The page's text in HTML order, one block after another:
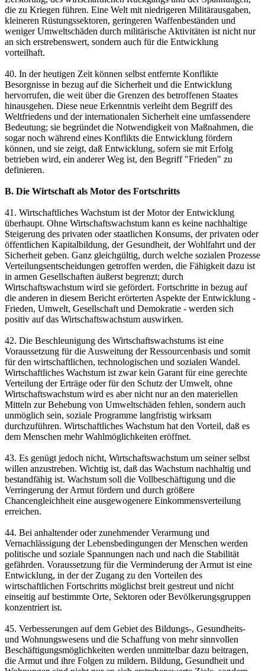
die zu Kriegen führen. Eine Welt mit niedrigeren Militärausgaben,
kleineren Rüstungssektoren, geringeren Waffenbeständen und
weniger Umweltschäden durch militärische Aktivitäten ist nicht nur
an sich erstrebenswert, sondern auch für die Entwicklung
vorteilhaft.
40. In der heutigen Zeit können selbst entfernte Konflikte
Besorgnisse in bezug auf die Sicherheit und die Entwicklung
hervorrufen, die weit über die Grenzen des betroffenen Staates
hinausgehen. Diese neue Erkenntnis verleiht dem Begriff des
Weltfriedens und der internationalen Sicherheit eine umfassendere
Bedeutung; sie begründet die Notwendigkeit von Maßnahmen, die
sogar noch während eines Konflikts die Entwicklung fördern
können, und sie zeigt, daß Entwicklung, sofern sie mit Erfolg
betrieben wird, ein anderer Weg ist, den Begriff "Frieden" zu
definieren.
B. Die Wirtschaft als Motor des Fortschritts
41. Wirtschaftliches Wachstum ist der Motor der Entwicklung
überhaupt. Ohne Wirtschaftswachstum kann es keine nachhaltige
Steigerung des privaten oder staatlichen Konsums, der privaten oder
öffentlichen Kapitalbildung, der Gesundheit, der Wohlfahrt und der
Sicherheit geben. Ganz gleichgültig, durch welche sozialen Prozesse
Verteilungsentscheidungen getroffen werden, die Fähigkeit dazu ist
in armen Gesellschaften äußerst begrenzt; durch
Wirtschaftswachstum wird sie gefördert. Fortschritte in bezug auf
die anderen in diesem Bericht erörterten Aspekte der Entwicklung -
Frieden, Umwelt, Gesellschaft und Demokratie - werden sich
positiv auf das Wirtschaftswachstum auswirken.
42. Die Beschleunigung des Wirtschaftswachstums ist eine
Voraussetzung für die Ausweitung der Ressourcenbasis und somit
für den wirtschaftlichen, technologischen und sozialen Wandel.
Wirtschaftliches Wachstum ist zwar kein Garant für eine gerechte
Verteilung der Erträge oder für den Schutz der Umwelt, ohne
Wirtschaftswachstum wird es aber nicht nur an den materiellen
Mitteln zur Behebung von Umweltschäden fehlen, sondern auch
unmöglich sein, soziale Programme langfristig wirksam
durchzuführen. Wirtschaftliches Wachstum hat den Vorteil, daß es
dem Menschen mehr Wahlmöglichkeiten eröffnet.
43. Es genügt jedoch nicht, Wirtschaftswachstum um seiner selbst
willen anzustreben. Wichtig ist, daß das Wachstum nachhaltig und
bestandfähig ist. Wachstum soll die Vollbeschäftigung und die
Verringerung der Armut fördern und durch größere
Chancengleichheit eine ausgewogenere Einkommensverteilung
erreichen.
44. Bei anhaltender oder zunehmender Verarmung und
Vernachlässigung der Lebensbedingungen der Menschen werden
politische und soziale Spannungen nach und nach die Stabilität
gefährden. Voraussetzung für die Verminderung der Armut ist eine
Entwicklung, in der der Zugang zu den Vorteilen des
wirtschaftlichen Fortschritts möglichst breit gestreut und nicht
einseitig auf bestimmte Orte, Sektoren oder Bevölkerungsgruppen
konzentriert ist.
45. Verbesserungen auf dem Gebiet des Bildungs-, Gesundheits-
und Wohnungswesens und die Schaffung von mehr sinnvollen
Beschäftigungsmöglichkeiten werden unmittelbar dazu beitragen,
die Armut und ihre Folgen zu mildern. Bildung, Gesundheit und